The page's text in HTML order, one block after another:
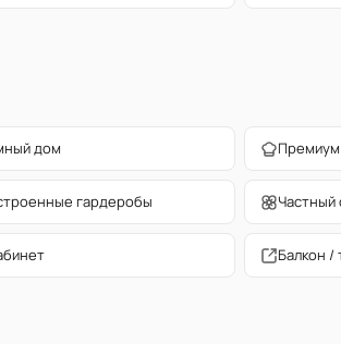
дом Премиум
гардеробы Частный
Балкон /